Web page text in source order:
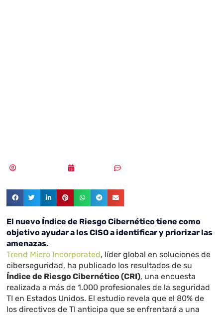
El nuevo Índice de Riesgo Cibernético tiene como
objetivo ayudar a los CISO a identificar y priorizar las
amenazas.
Trend Micro Incorporated, líder global en soluciones de
ciberseguridad, ha publicado los resultados de su
Índice de Riesgo Cibernético (CRI), una encuesta
realizada a más de 1.000 profesionales de la seguridad
TI en Estados Unidos. El estudio revela que el 80% de
los directivos de TI anticipa que se enfrentará a una